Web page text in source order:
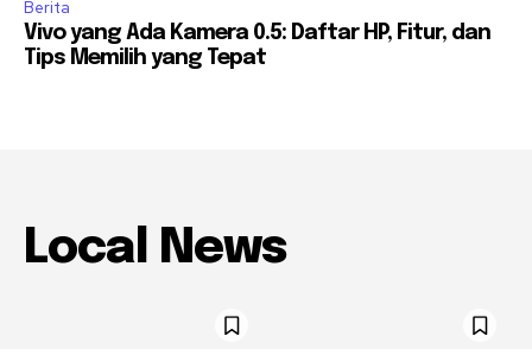
Berita
Vivo yang Ada Kamera 0.5: Daftar HP, Fitur, dan
Tips Memilih yang Tepat
Local News